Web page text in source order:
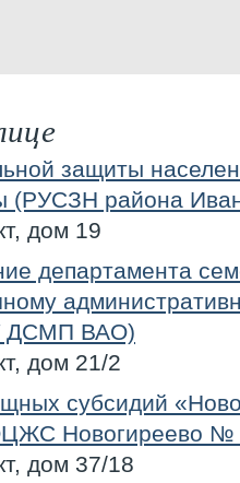
защиты
(РУСЗН района
дом 19
департамента
ДСМП ВАО)
дом 21/2
субсидий
Новогиреево №
дом 37/18